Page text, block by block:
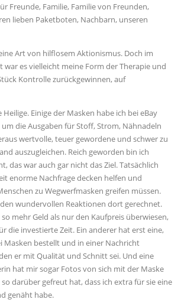
Freunde, Familie, Familie von Freunden,
lieben Paketboten, Nachbarn, unseren
Art von hilflosem Aktionismus. Doch im
es vielleicht meine Form der Therapie und
Kontrolle zurückgewinnen, auf
Einige der Masken habe ich bei eBay
die Ausgaben für Stoff, Strom, Nähnadeln
wertvolle, teuer gewordene und schwer zu
auszugleichen. Reich geworden bin ich
das war auch gar nicht das Ziel. Tatsächlich
enorme Nachfrage decken helfen und
zu Wegwerfmasken greifen müssen.
wundervollen Reaktionen dort gerechnet.
mehr Geld als nur den Kaufpreis überwiesen,
die investierte Zeit. Ein anderer hat erst eine,
Masken bestellt und in einer Nachricht
er mit Qualität und Schnitt sei. Und eine
hat mir sogar Fotos von sich mit der Maske
so darüber gefreut hat, dass ich extra für sie eine
genäht habe.